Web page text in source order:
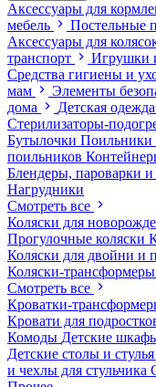
Аксессуары для
мебель
Постельные
Аксессуары для
транспорт
Игрушки
Средства гигиены и
мам
Элементы
дома
Детская одежда
Стерилизаторы-
Бутылочки Поильники
поильников
Блендеры, пароварки
Нагрудники
Смотреть все
Коляски для
Прогулочные коляски
Коляски для двойни и
Коляски-трансформеры
Смотреть все
Кроватки-
Кровати для
Комоды Детские
Детские столы и стулья
и чехлы для стульчика